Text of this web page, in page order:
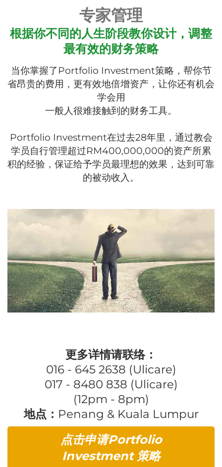
专家管理
根据你不同的人生阶段教你设计，调整
最有效的财务策略
当你掌握了Portfolio Investment策略，帮你节
省昂贵的费用，更有效地倍增资产，让你还有机会
学会用
一般人很难接触到的财务工具。
Portfolio Investment在过去28年里，通过教会
学员自行管理超过RM400,000,000的资产所累
积的经验，保证给予学员最理想的效果，达到可靠
的被动收入。
更多详情请联络：
016 - 645 2638 (Ulicare)
017 - 8480 838 (Ulicare)
(12pm - 8pm)
地点： Penang & Kuala Lumpur
点击申请Portfolio
Investment ​策略